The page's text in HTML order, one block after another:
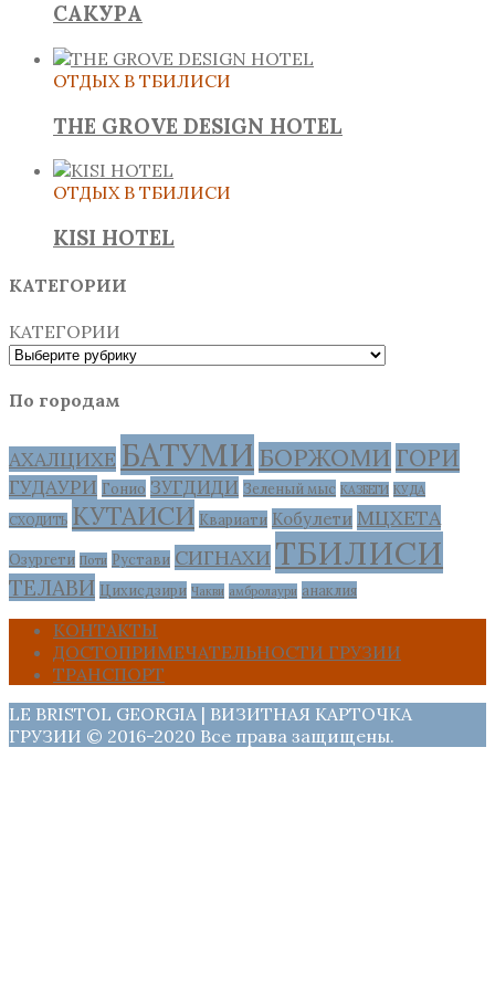
САКУРА
ОТДЫХ В ТБИЛИСИ
THE GROVE DESIGN HOTEL
ОТДЫХ В ТБИЛИСИ
KISI HOTEL
КАТЕГОРИИ
КАТЕГОРИИ
По городам
АХАЛЦИХЕ БАТУМИ БОРЖОМИ ГОРИ
ГУДАУРИ Гонио ЗУГДИДИ Зеленый мыс КАЗБЕГИ КУДА
СХОДИТЬ КУТАИСИ Квариати Кобулети МЦХЕТА
Озургети Поти Рустави СИГНАХИ ТБИЛИСИ
ТЕЛАВИ Цихисдзири Чакви амбролаури анаклия
КОНТАКТЫ
ДОСТОПРИМЕЧАТЕЛЬНОСТИ ГРУЗИИ
ТРАНСПОРТ
LE BRISTOL GEORGIA | ВИЗИТНАЯ КАРТОЧКА
ГРУЗИИ © 2016-2020 Все права защищены.